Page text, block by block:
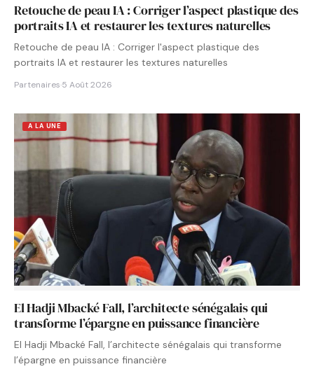
Retouche de peau IA : Corriger l’aspect plastique des
portraits IA et restaurer les textures naturelles
Retouche de peau IA : Corriger l'aspect plastique des
portraits IA et restaurer les textures naturelles
Partenaires·5 Août 2026
A LA UNE
El Hadji Mbacké Fall, l’architecte sénégalais qui
transforme l’épargne en puissance financière
El Hadji Mbacké Fall, l’architecte sénégalais qui transforme
l’épargne en puissance financière